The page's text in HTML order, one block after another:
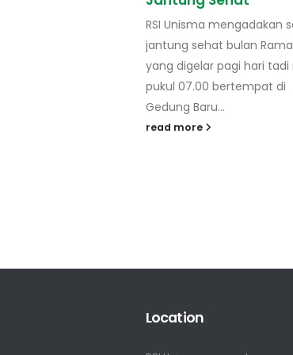
(Pencegahan dan
Pengendalian
RSI Unisma Malang -
meningkatkan kualitas
terhadap pelayanan
yang lebih prima, RSI
Location